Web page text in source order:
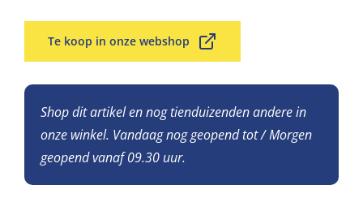
Te koop in onze webshop
Shop dit artikel en nog tienduizenden andere in
onze winkel. Vandaag nog geopend tot / Morgen
geopend vanaf 09.30 uur.